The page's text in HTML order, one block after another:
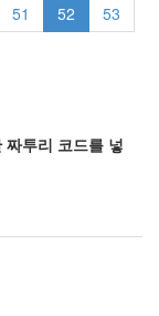
51 52
53
투리 코드를 넣